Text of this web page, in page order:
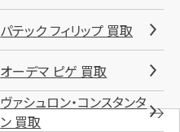
パテック フィリップ 買取
オーデマ ピゲ 買取
ヴァシュロン・コンスタンタ
ン 買取